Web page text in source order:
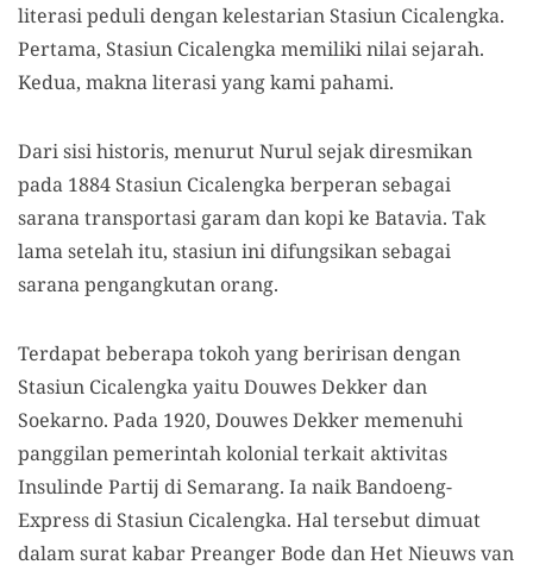
literasi peduli dengan kelestarian Stasiun Cicalengka.
Pertama, Stasiun Cicalengka memiliki nilai sejarah.
Kedua, makna literasi yang kami pahami.
Dari sisi historis, menurut Nurul sejak diresmikan
pada 1884 Stasiun Cicalengka berperan sebagai
sarana transportasi garam dan kopi ke Batavia. Tak
lama setelah itu, stasiun ini difungsikan sebagai
sarana pengangkutan orang.
Terdapat beberapa tokoh yang beririsan dengan
Stasiun Cicalengka yaitu Douwes Dekker dan
Soekarno. Pada 1920, Douwes Dekker memenuhi
panggilan pemerintah kolonial terkait aktivitas
Insulinde Partij di Semarang. Ia naik Bandoeng-
Express di Stasiun Cicalengka. Hal tersebut dimuat
dalam surat kabar Preanger Bode dan Het Nieuws van